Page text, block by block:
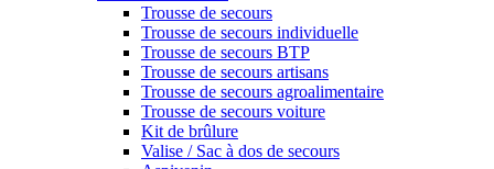
Trousse de secours
Trousse de secours individuelle
Trousse de secours BTP
Trousse de secours artisans
Trousse de secours agroalimentaire
Trousse de secours voiture
Kit de brûlure
Valise / Sac à dos de secours